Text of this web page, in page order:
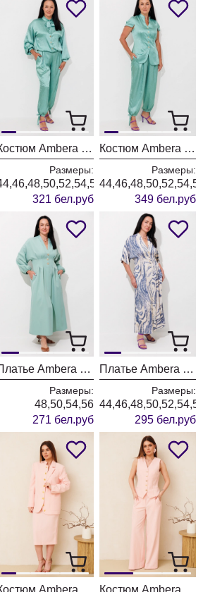
Костюм Ambera style 2170 изумруд
Размеры:
321 бел.руб
Костюм Ambera style 2169 изумруд
Размеры:
349 бел.руб
Платье Ambera style 1148-1 мята
Размеры:
48,50,54,56
271 бел.руб
Платье Ambera style 1148 голубые волны
Размеры:
295 бел.руб
Костюм Ambera style 2165 пудра Костюм Ambera style 2139-3 пудра